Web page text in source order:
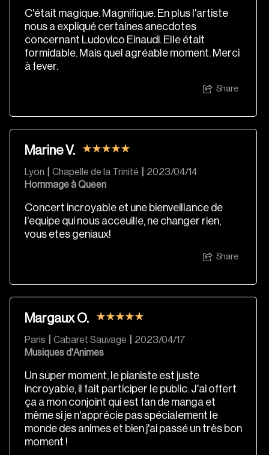
C'était magique. Magnifique. En plus l'artiste
nous a expliqué certaines anecdotes
concernant Ludovico Einaudi. Elle était
formidable. Mais quel agréable moment. Merci
à fever.
Share
Marine V.
Lyon Chapelle de la Trinité
2023/04/14
Hommage à Queen
Concert incroyable et une bienveillance de
l'equipe qui nous acceuille, ne changer rien,
vous etes geniaux!
Share
Margaux O.
Paris Cabaret Sauvage
2023/04/17
Musiques d'Animes
Un super moment, le pianiste est juste
incroyable, il fait participer le public. J'ai offert
ça a mon conjoint qui est fan de manga et
même si je n'apprécie pas spécialement le
monde des animes et bien j'ai passé un très bon
moment !